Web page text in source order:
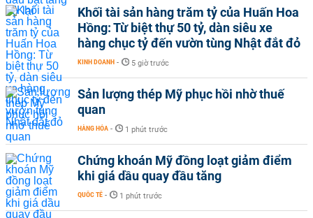
Khối tài sản hàng trăm tỷ của Huấn Hoa
Hồng: Từ biệt thự 50 tỷ, dàn siêu xe
hàng chục tỷ đến vườn tùng Nhật đắt đỏ
KINH DOANH - 5 giờ trước
Sản lượng thép Mỹ phục hồi nhờ thuế
quan
HÀNG HÓA - 1 phút trước
Chứng khoán Mỹ đồng loạt giảm điểm
khi giá dầu quay đầu tăng
QUỐC TẾ - 1 phút trước